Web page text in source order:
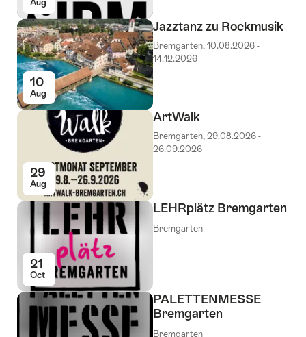
Aug
10
Aug
Jazztanz zu Rockmusik
Bremgarten, 10.08.2026 -
14.12.2026
29
Aug
ArtWalk
Bremgarten, 29.08.2026 -
26.09.2026
21
Oct
LEHRplätz Bremgarten
Bremgarten
PALETTENMESSE
Bremgarten
Bremgarten